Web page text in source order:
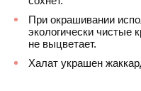
При окрашивании
экологически чистые
не выцветает.
Халат украшен